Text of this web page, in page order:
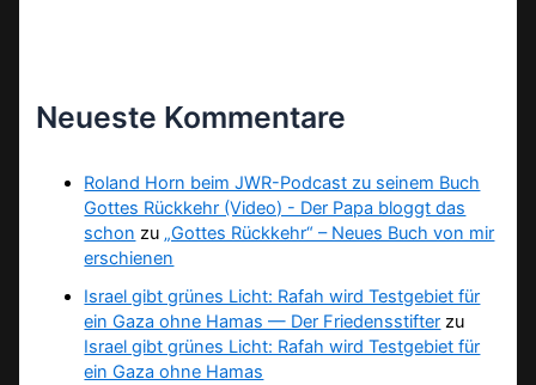
Neueste Kommentare
Roland Horn beim JWR-Podcast zu seinem Buch
Gottes Rückkehr (Video) - Der Papa bloggt das
schon zu „Gottes Rückkehr“ – Neues Buch von mir
erschienen
Israel gibt grünes Licht: Rafah wird Testgebiet für
ein Gaza ohne Hamas — Der Friedensstifter zu
Israel gibt grünes Licht: Rafah wird Testgebiet für
ein Gaza ohne Hamas